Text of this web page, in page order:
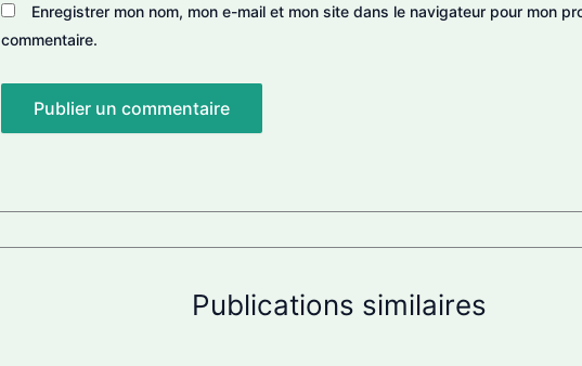
Enregistrer mon nom, mon e-mail et mon site dans le navigateur pour mon
commentaire.
Publications similaires